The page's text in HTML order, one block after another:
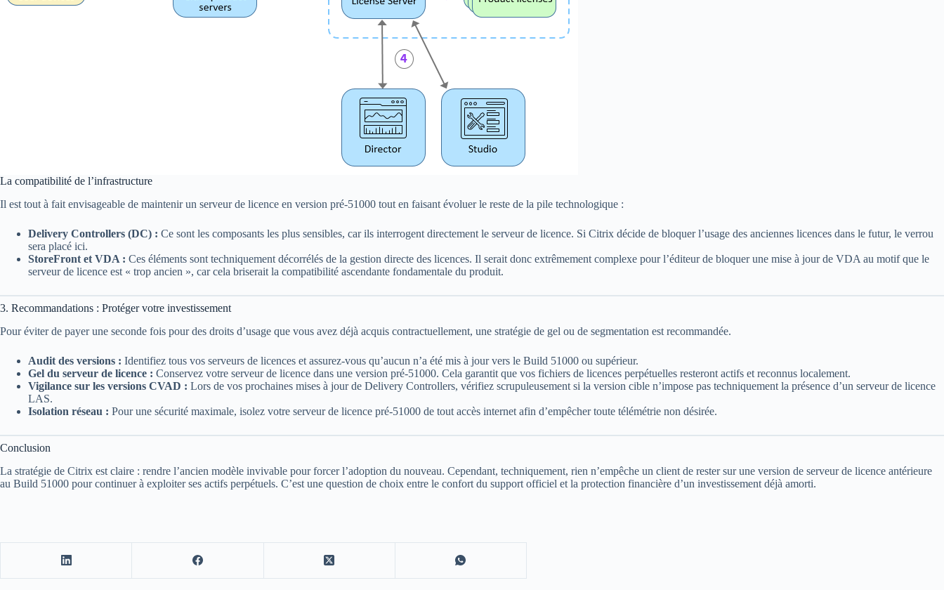
La compatibilité de l’infrastructure
Il est tout à fait envisageable de maintenir un serveur de licence en version pré-51000 tout en faisant évoluer le reste de la pile technologique :
Delivery Controllers (DC) : Ce sont les composants les plus sensibles, car ils interrogent directement le serveur de licence. Si Citrix décide de bloquer l’usage des anciennes licences dans le futur, le verrou
sera placé ici.
StoreFront et VDA : Ces éléments sont techniquement décorrélés de la gestion directe des licences. Il serait donc extrêmement complexe pour l’éditeur de bloquer une mise à jour de VDA au motif que le
serveur de licence est « trop ancien », car cela briserait la compatibilité ascendante fondamentale du produit.
3. Recommandations : Protéger votre investissement
Pour éviter de payer une seconde fois pour des droits d’usage que vous avez déjà acquis contractuellement, une stratégie de gel ou de segmentation est recommandée.
Audit des versions : Identifiez tous vos serveurs de licences et assurez-vous qu’aucun n’a été mis à jour vers le Build 51000 ou supérieur.
Gel du serveur de licence : Conservez votre serveur de licence dans une version pré-51000. Cela garantit que vos fichiers de licences perpétuelles resteront actifs et reconnus localement.
Vigilance sur les versions CVAD : Lors de vos prochaines mises à jour de Delivery Controllers, vérifiez scrupuleusement si la version cible n’impose pas techniquement la présence d’un serveur de licence
LAS.
Isolation réseau : Pour une sécurité maximale, isolez votre serveur de licence pré-51000 de tout accès internet afin d’empêcher toute télémétrie non désirée.
Conclusion
La stratégie de Citrix est claire : rendre l’ancien modèle invivable pour forcer l’adoption du nouveau. Cependant, techniquement, rien n’empêche un client de rester sur une version de serveur de licence antérieure
au Build 51000 pour continuer à exploiter ses actifs perpétuels. C’est une question de choix entre le confort du support officiel et la protection financière d’un investissement déjà amorti.